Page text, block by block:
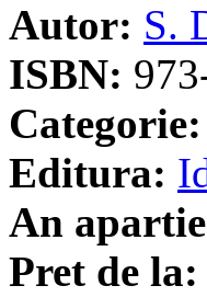
Autor: S.
ISBN:
Categorie:
Editura:
An
Pret de la: